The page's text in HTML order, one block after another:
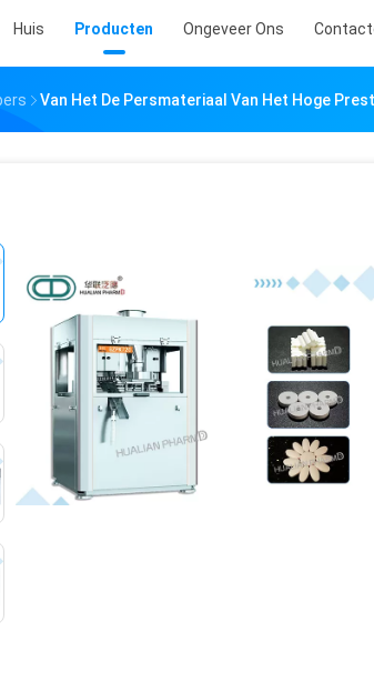
Huis Producten Ongeveer Ons
Van Het De Persmateriaal Van Het Hoge